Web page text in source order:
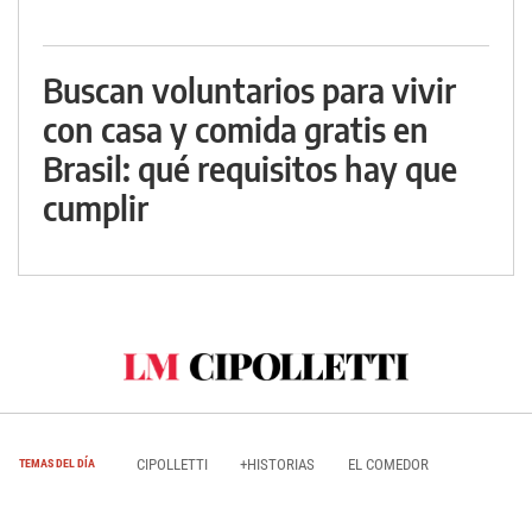
Buscan voluntarios para vivir
con casa y comida gratis en
Brasil: qué requisitos hay que
cumplir
TEMAS DEL DÍA CIPOLLETTI +HISTORIAS EL COMEDOR